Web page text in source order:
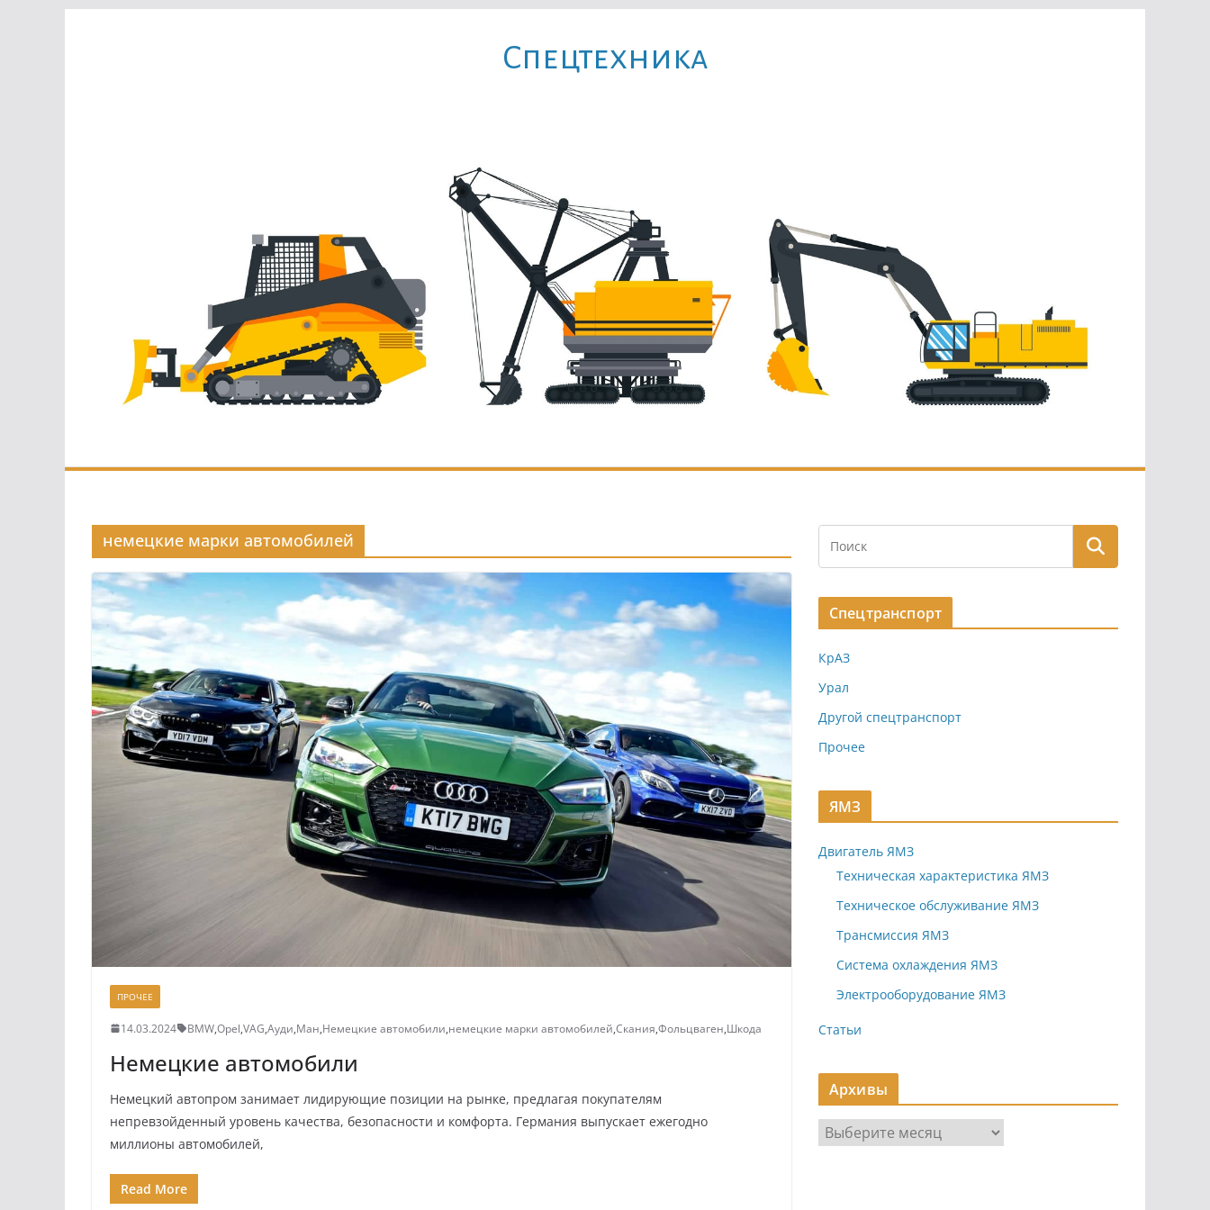
Cпецтехника
немецкие марки автомобилей
ПРОЧЕЕ
14.03.2024 BMW,Opel,VAG,Ауди,Ман,Немецкие автомобили,немецкие марки автомобилей,Скания,Фольцваген,Шкода
Немецкие автомобили
Немецкий автопром занимает лидирующие позиции на рынке, предлагая покупателям
непревзойденный уровень качества, безопасности и комфорта. Германия выпускает ежегодно
миллионы автомобилей,
Read More
Спецтранспорт
КрАЗ
Урал
Другой спецтранспорт
Прочее
ЯМЗ
Двигатель ЯМЗ
Техническая характеристика ЯМЗ
Техническое обслуживание ЯМЗ
Трансмиссия ЯМЗ
Система охлаждения ЯМЗ
Электрооборудование ЯМЗ
Статьи
Архивы
р